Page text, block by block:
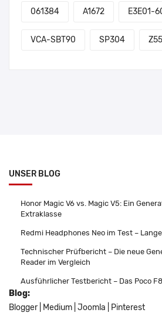
061384 A1672 E3E01-
VCA-SBT90 SP304
UNSER BLOG
Honor Magic V6 vs. Magic V5: Ein
Extraklasse
Redmi Headphones Neo im Test –
Technischer Prüfbericht – Die neue
Reader im Vergleich
Ausführlicher Testbericht – Das Poco
Blog:
Blogger
Medium Joomla Pinterest